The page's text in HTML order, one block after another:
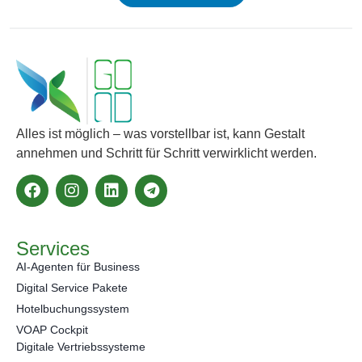
Alles ist möglich – was vorstellbar ist, kann Gestalt
annehmen und Schritt für Schritt verwirklicht werden.
Services
AI-Agenten für Business
Digital Service Pakete
Hotelbuchungssystem
VOAP Cockpit
Digitale Vertriebssysteme